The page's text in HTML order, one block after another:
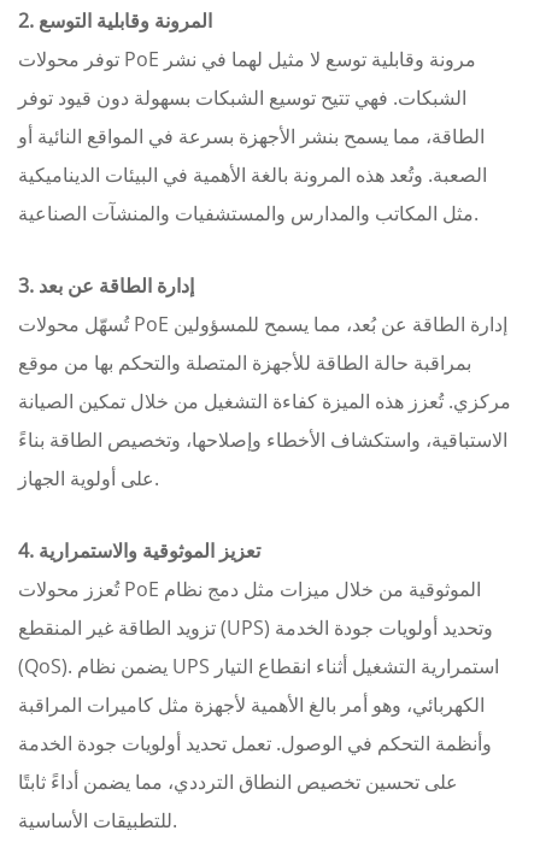
2. المرونة وقابلية التوسع
توفر محولات PoE مرونة وقابلية توسع لا مثيل لهما في نشر
الشبكات. فهي تتيح توسيع الشبكات بسهولة دون قيود توفر
الطاقة، مما يسمح بنشر الأجهزة بسرعة في المواقع النائية أو
الصعبة. وتُعد هذه المرونة بالغة الأهمية في البيئات الديناميكية
مثل المكاتب والمدارس والمستشفيات والمنشآت الصناعية.
3. إدارة الطاقة عن بعد
تُسهّل محولات PoE إدارة الطاقة عن بُعد، مما يسمح للمسؤولين
بمراقبة حالة الطاقة للأجهزة المتصلة والتحكم بها من موقع
مركزي. تُعزز هذه الميزة كفاءة التشغيل من خلال تمكين الصيانة
الاستباقية، واستكشاف الأخطاء وإصلاحها، وتخصيص الطاقة بناءً
على أولوية الجهاز.
4. تعزيز الموثوقية والاستمرارية
تُعزز محولات PoE الموثوقية من خلال ميزات مثل دمج نظام
تزويد الطاقة غير المنقطع (UPS) وتحديد أولويات جودة الخدمة
(QoS). يضمن نظام UPS استمرارية التشغيل أثناء انقطاع التيار
الكهربائي، وهو أمر بالغ الأهمية لأجهزة مثل كاميرات المراقبة
وأنظمة التحكم في الوصول. تعمل تحديد أولويات جودة الخدمة
على تحسين تخصيص النطاق الترددي، مما يضمن أداءً ثابتًا
للتطبيقات الأساسية.